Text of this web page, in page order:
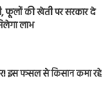
फूलों की खेती पर सरकार दे
लाभ
इस फसल से किसान कमा रहे